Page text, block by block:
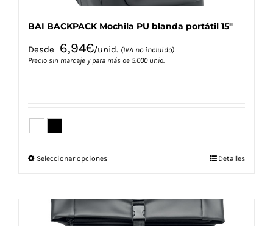
BAI BACKPACK Mochila PU blanda portátil 15″
Desde 6,94€/unid. (IVA no incluido)
Precio sin marcaje y para más de 5.000 unid.
Seleccionar opcionesEste
múltiples
variantes.
Detalles